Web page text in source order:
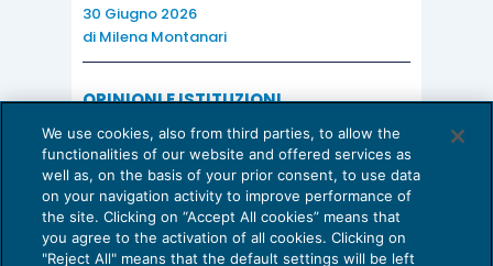
30 Giugno 2026
di Milena Montanari
OPINIONI E ISTITUZIONI
Valorizzare il potenziale dello Studio:
una riflessione sul futuro della
consulenza del lavoro
15 Giugno 2026
di Milena Montanari
We use cookies, also from third parties, to allow the
functionalities of our website and offered services as
well as, on the basis of your prior consent, to use data
on your navigation activity to improve performance of
the site. Clicking on “Accept All cookies” means that
you agree to the activation of all cookies. Clicking on
"Reject All" means that the default settings will be left